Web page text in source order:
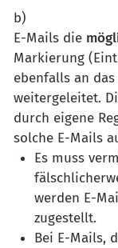
b)
E-Mails die
Markierung
ebenfalls an
weitergeleitet.
durch eigene
solche E-Mails
Es muss
werden E-
zugestellt.
Bei E-Mails,